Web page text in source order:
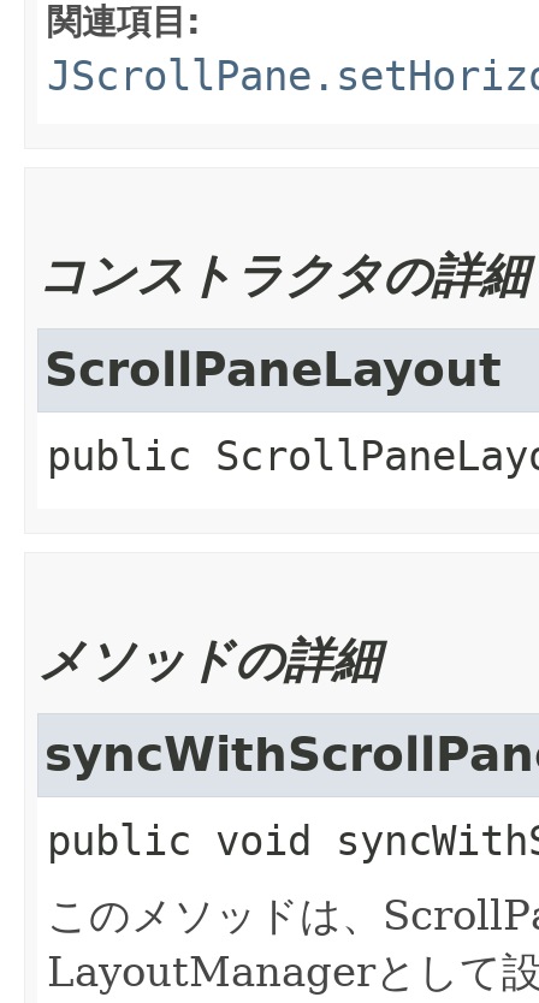
関連項目:
コンストラクタの詳細
ScrollPaneLayout
public
メソッドの詳細
public void
このメソッドは、
LayoutManagerとして